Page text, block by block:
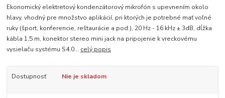
Ekonomický elektretový kondenzátorový mikrofón s upevnením okolo
hlavy, vhodný pre množstvo aplikácií, pri ktorých je potrebné mať voľné
ruky (šport, konferencie, reštaurácie a pod.), 20 Hz - 16 kHz ± 3dB, dĺžka
kábla 1,5 m, konektor stereo mini jack na pripojenie k vreckovému
vysielaču systému S4.0... celý popis
Dostupnosť Nie je skladom